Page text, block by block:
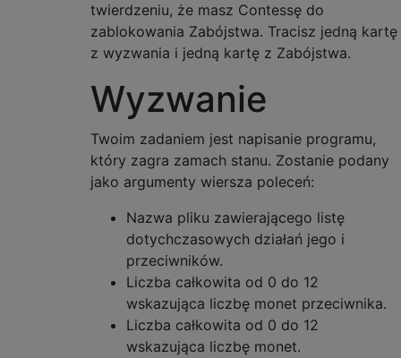
twierdzeniu, że masz Contessę do
zablokowania Zabójstwa. Tracisz jedną kartę
z wyzwania i jedną kartę z Zabójstwa.
Wyzwanie
Twoim zadaniem jest napisanie programu,
który zagra zamach stanu. Zostanie podany
jako argumenty wiersza poleceń:
Nazwa pliku zawierającego listę
dotychczasowych działań jego i
przeciwników.
Liczba całkowita od 0 do 12
wskazująca liczbę monet przeciwnika.
Liczba całkowita od 0 do 12
wskazująca liczbę monet.